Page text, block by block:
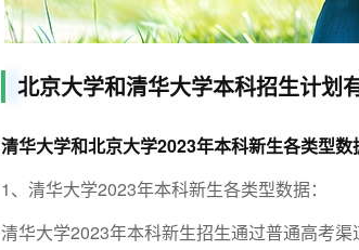
北京大学和清华大学本科招生计划
清华大学和北京大学2023年本科新生各类型数
1、清华大学2023年本科新生各类型数据：
清华大学2023年本科新生招生通过普通高考